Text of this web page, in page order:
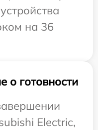
на 36
о готовности
Electric,